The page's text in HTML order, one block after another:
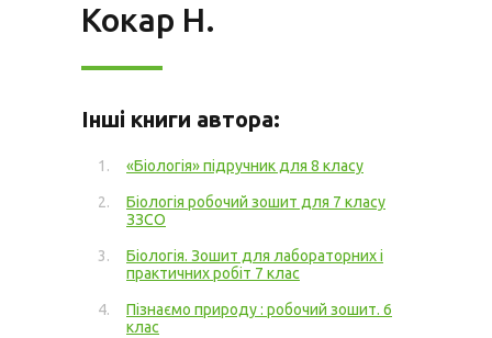
Кокар Н.
Інші книги автора:
«Біологія» підручник для 8 класу
Біологія робочий зошит для 7 класу
ЗЗСО
Біологія. Зошит для лабораторних і
практичних робіт 7 клас
Пізнаємо природу : робочий зошит. 6
клас